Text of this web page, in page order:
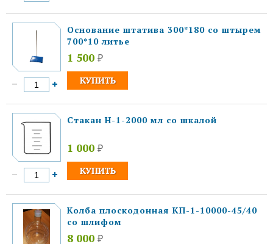
Основание штатива 300*180 со штырем
700*10 литье
1 500 ₽
Стакан Н-1-2000 мл со шкалой
1 000 ₽
Колба плоскодонная КП-1-10000-45/40
со шлифом
8 000 ₽